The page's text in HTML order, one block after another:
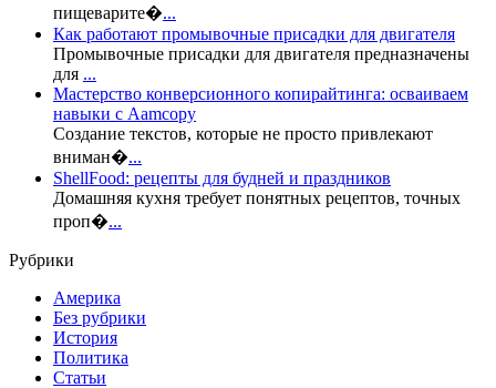
пищеварите�...
Как работают промывочные присадки для двигателя
Промывочные присадки для двигателя предназначены
для ...
Мастерство конверсионного копирайтинга: осваиваем
навыки с Aamcopy
Создание текстов, которые не просто привлекают
вниман�...
ShellFood: рецепты для будней и праздников
Домашняя кухня требует понятных рецептов, точных
проп�...
Рубрики
Америка
Без рубрики
История
Политика
Статьи